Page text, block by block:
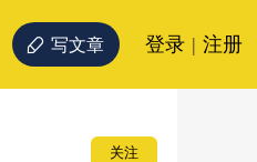
写文章 登录 | 注册
关注